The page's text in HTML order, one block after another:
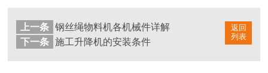
返回
列表
上一条
钢丝绳物料机各机械件详解
下一条
施工升降机的安装条件